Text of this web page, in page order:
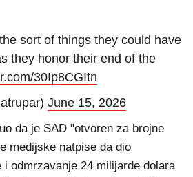
sort of things they could have
they honor their end of the
30Ip8CGItn
June 15, 2026
da je SAD "otvoren za brojne
medijske natpise da dio
odmrzavanje 24 milijarde dolara